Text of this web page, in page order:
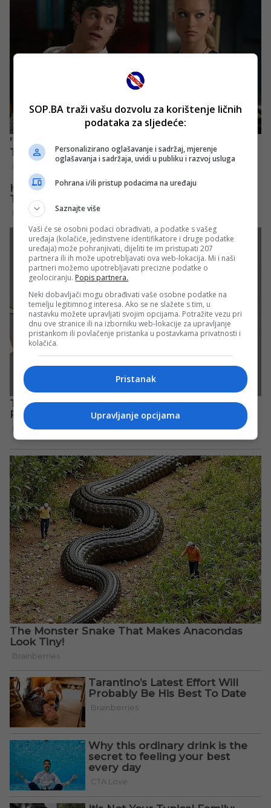
SOP.BA traži vašu dozvolu za korištenje ličnih
podataka za sljedeće:
Personalizirano oglašavanje i sadržaj, mjerenje
oglašavanja i sadržaja, uvidi u publiku i razvoj usluga
Pohrana i/ili pristup podacima na uređaju
Saznajte više
Vaši će se osobni podaci obrađivati, a podatke s vašeg
uređaja (kolačiće, jedinstvene identifikatore i druge podatke
uređaja) može pohranjivati, dijeliti te im pristupati 207
partnera ili ih može upotrebljavati ova web-lokacija. Mi i naši
partneri možemo upotrebljavati precizne podatke o
geolociranju. Popis partnera.
Neki dobavljači mogu obrađivati vaše osobne podatke na
temelju legitimnog interesa. Ako se ne slažete s tim, u
nastavku možete upravljati svojim opcijama. Potražite vezu pri
dnu ove stranice ili na izborniku web-lokacije za upravljanje
pristankom ili povlačenje pristanka u postavkama privatnosti i
kolačića.
Pristanak
Upravljanje opcijama